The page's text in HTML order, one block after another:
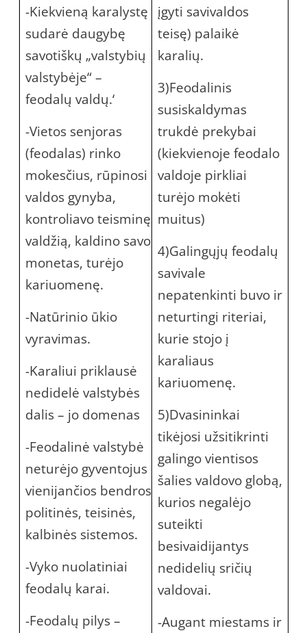
-Kiekvieną karalystę
sudarė daugybę
savotiškų „valstybių
valstybėje“ –
feodalų valdų.‘
-Vietos senjoras
(feodalas) rinko
mokesčius, rūpinosi
valdos gynyba,
kontroliavo teisminę
valdžią, kaldino savo
monetas, turėjo
kariuomenę.
-Natūrinio ūkio
vyravimas.
-Karaliui priklausė
nedidelė valstybės
dalis – jo domenas
-Feodalinė valstybė
neturėjo gyventojus
vienijančios bendros
politinės, teisinės,
kalbinės sistemos.
-Vyko nuolatiniai
feodalų karai.
-Feodalų pilys –
įgyti savivaldos
teisę) palaikė
karalių.
3)Feodalinis
susiskaldymas
trukdė prekybai
(kiekvienoje feodalo
valdoje pirkliai
turėjo mokėti
muitus)
4)Galingųjų feodalų
savivale
nepatenkinti buvo ir
neturtingi riteriai,
kurie stojo į
karaliaus
kariuomenę.
5)Dvasininkai
tikėjosi užsitikrinti
galingo vientisos
šalies valdovo globą,
kurios negalėjo
suteikti
besivaidijantys
nedidelių sričių
valdovai.
-Augant miestams ir